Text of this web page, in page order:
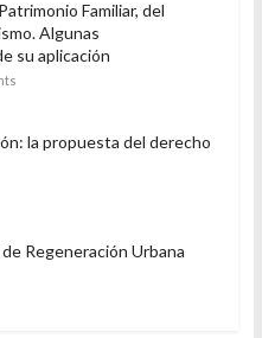
Familiar, del
Algunas
su aplicación
la propuesta del derecho
Regeneración Urbana